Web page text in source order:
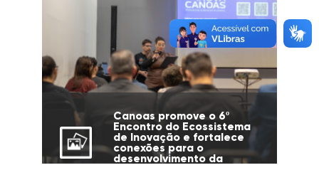
Canoas promove o 6º
Encontro do Ecossistema
de Inovação e fortalece
conexões para o
desenvolvimento da